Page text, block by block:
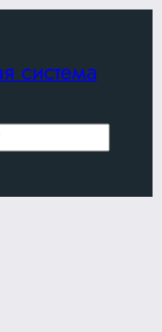
система